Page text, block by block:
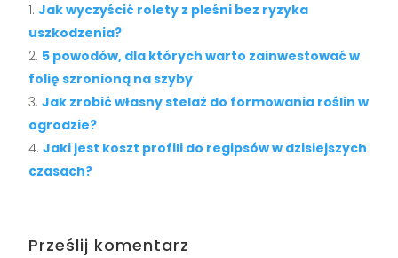
Jak wyczyścić rolety z pleśni bez ryzyka
uszkodzenia?
5 powodów, dla których warto zainwestować w
folię szronioną na szyby
Jak zrobić własny stelaż do formowania roślin w
ogrodzie?
Jaki jest koszt profili do regipsów w dzisiejszych
czasach?
Prześlij komentarz